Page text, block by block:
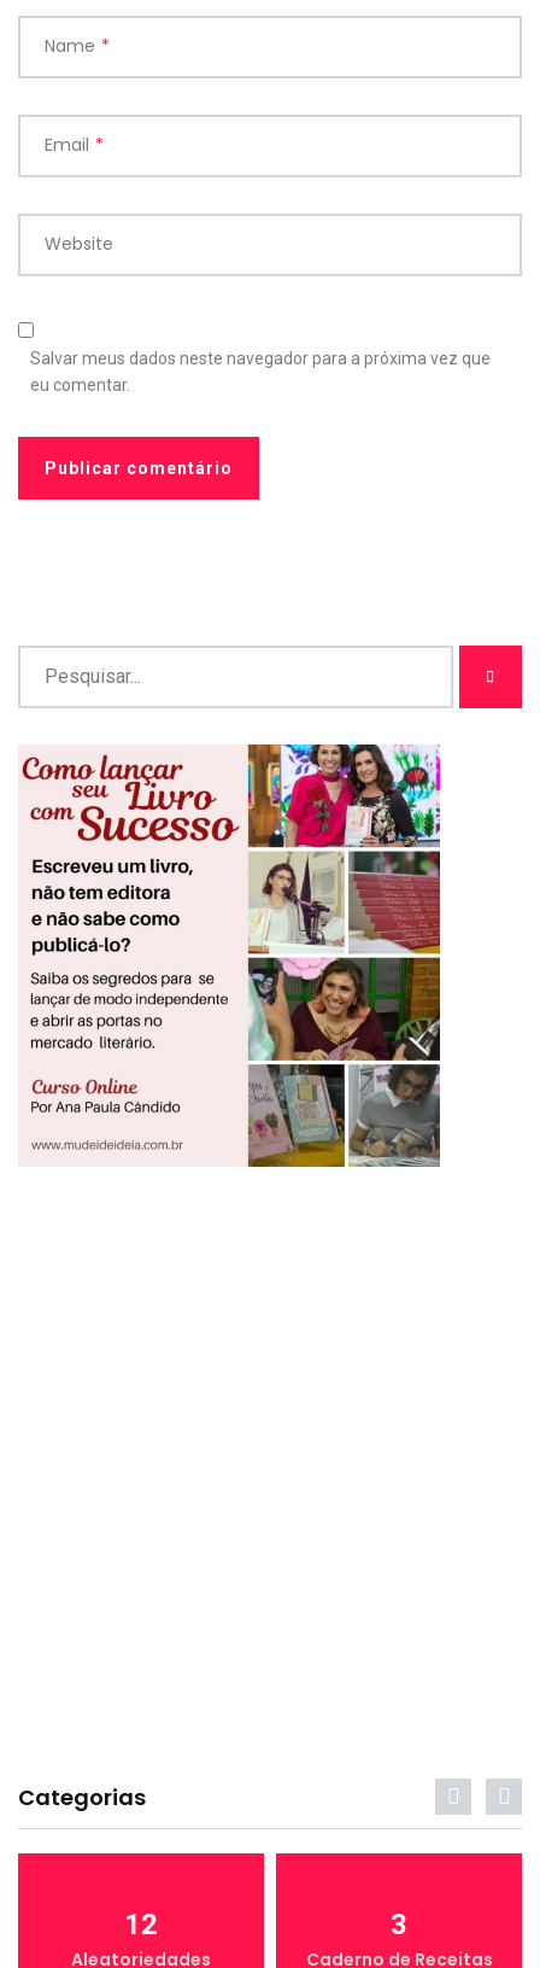
Name *
Email *
Website
Salvar meus dados neste navegador para a próxima vez que
eu comentar.
Categorias
12
Aleatoriedades
3
Caderno de Receitas